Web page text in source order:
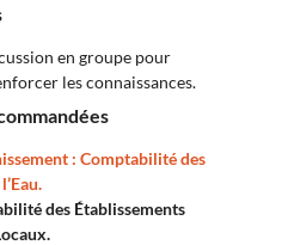
en groupe pour
les connaissances.
: Comptabilité des
des Établissements